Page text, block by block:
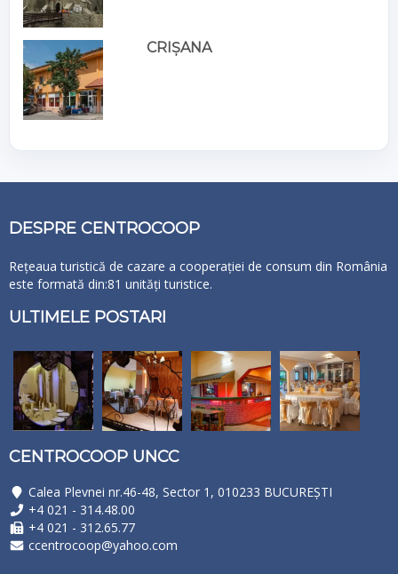
CRIȘANA
DESPRE CENTROCOOP
Rețeaua turistică de cazare a cooperației de consum din România
este formată din:81 unități turistice.
ULTIMELE POSTARI
CENTROCOOP UNCC
Calea Plevnei nr.46-48, Sector 1, 010233 BUCUREŞTI
+4 021 - 314.48.00
+4 021 - 312.65.77
ccentrocoop@yahoo.com